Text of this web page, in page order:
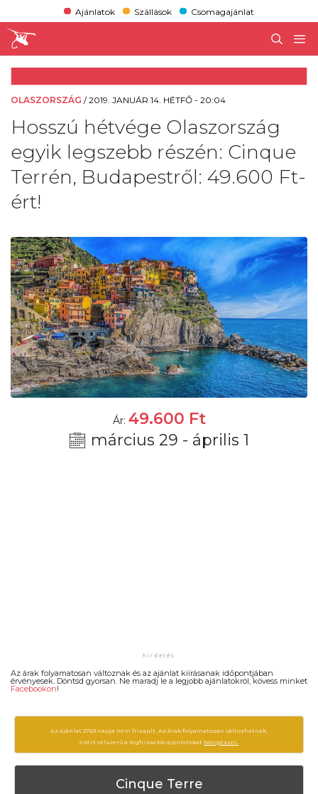
Ajánlatok Szállások Csomagajánlat
OLASZORSZÁG /2019. JANUÁR 14. HÉTFŐ - 20:04
Hosszú hétvége Olaszország
egyik legszebb részén: Cinque
Terrén, Budapestről: 49.600 Ft-
ért!
Ár: 49.600 Ft
március 29 - április 1
Az árak folyamatosan változnak és az ajánlat kiírásanak időpontjában
érvényesek. Döntsd gyorsan. Ne maradj le a legjobb ajánlatokról, kövess minket
Facebookon!
Az ajánlat 2763 napja nem frissült. Az árak folyamatosan változhatnak,
ezért célszerű a legfrissebb ajánlatokat böngészni.
Cinque Terre